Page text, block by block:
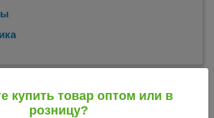
купить товар оптом или в
розницу?